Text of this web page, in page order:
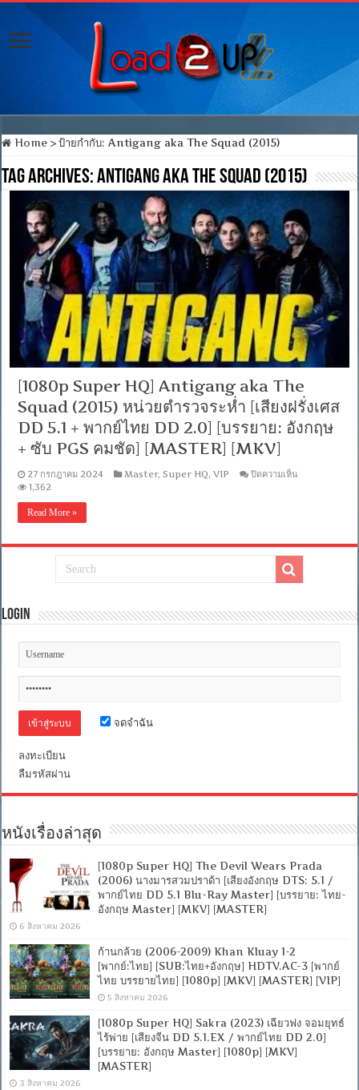
Home > ป้ายกำกับ:Antigang aka The Squad (2015)
Tag Archives:Antigang aka The Squad (2015)
[1080p Super HQ] Antigang aka The
Squad (2015) หน่วยตำรวจระห่ำ [เสียงฝรั่งเศส
DD 5.1 + พากย์ไทย DD 2.0] [บรรยาย: อังกฤษ
+ ซับ PGS คมชัด] [MASTER] [MKV]
27 กรกฎาคม 2024 Master,Super HQ,VIP ปิดความเห็นบน
The
Squad
[เสียง
[MASTER]
1,362
Read More »
Login
จดจำฉัน
ลงทะเบียน
ลืมรหัสผ่าน
หนังเรื่องล่าสุด
[1080p Super HQ] The Devil Wears Prada
(2006) นางมารสวมปราด้า [เสียงอังกฤษ DTS: 5.1 /
พากย์ไทย DD 5.1 Blu-Ray Master] [บรรยาย: ไทย-
อังกฤษ Master] [MKV] [MASTER]
6 สิงหาคม 2026
ก้านกล้วย (2006-2009) Khan Kluay 1-2
[พากย์:ไทย] [SUB:ไทย+อังกฤษ] HDTV.AC-3 [พากย์
ไทย บรรยายไทย] [1080p] [MKV] [MASTER] [VIP]
5 สิงหาคม 2026
[1080p Super HQ] Sakra (2023) เฉียวฟง จอมยุทธ์
ไร้พ่าย [เสียงจีน DD 5.1.EX / พากย์ไทย DD 2.0]
[บรรยาย: อังกฤษ Master] [1080p] [MKV]
[MASTER]
3 สิงหาคม 2026